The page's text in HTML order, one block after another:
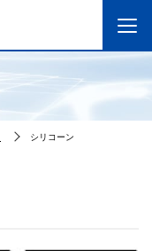
シリコーン